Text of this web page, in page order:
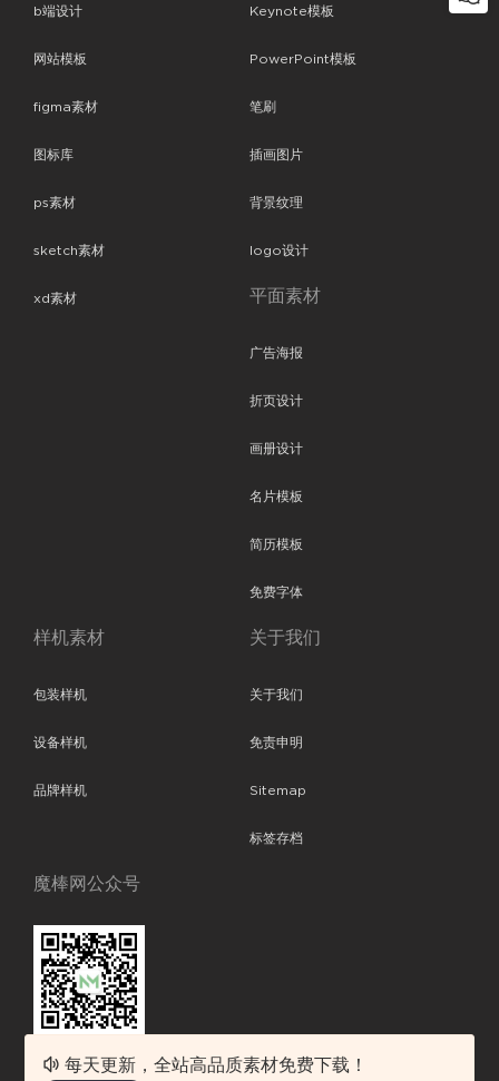
b端设计
网站模板
figma素材
图标库
ps素材
sketch素材
xd素材
Keynote模板
PowerPoint模板
笔刷
插画图片
背景纹理
logo设计
平面素材
广告海报
折页设计
画册设计
名片模板
简历模板
免费字体
样机素材
包装样机
设备样机
品牌样机
关于我们
关于我们
免责申明
Sitemap
标签存档
魔棒网公众号
每天更新，全站高品质素材免费下载！